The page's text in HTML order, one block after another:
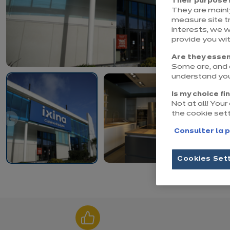
They are
measure site
interests, we
provide you
Are they
Some are,
understand
Is my choice
Not at all!
the cookie
Consulter la
Cookies